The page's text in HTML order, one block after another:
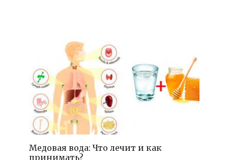
Медовая вода: Что лечит и как
принимать?